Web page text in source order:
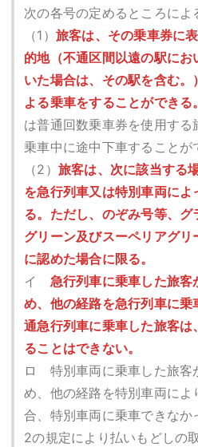
次の各号の定めるところによ
（1） 旅客は、その乗車券に
的地（不通区間以遠の駅に
いた場合は、その駅を含む
よる乗車をすることができる。
は普通回数乗車券を使用す
乗車中に途中下車することが
（2） 旅客は、次に該当する
を急行列車又は特別車両に
る。ただし、のぞみ号等、
グリーン及びスーペリアグ
に認めた場合に限る。
イ 急行列車に乗車した旅
め、他の経路を急行列車に
通急行列車に乗車した旅客
ることはできない。
ロ 特別車両に乗車した旅客
め、他の経路を特別車両に
合、特別車両に乗車できな
2の規定により払いもどしの